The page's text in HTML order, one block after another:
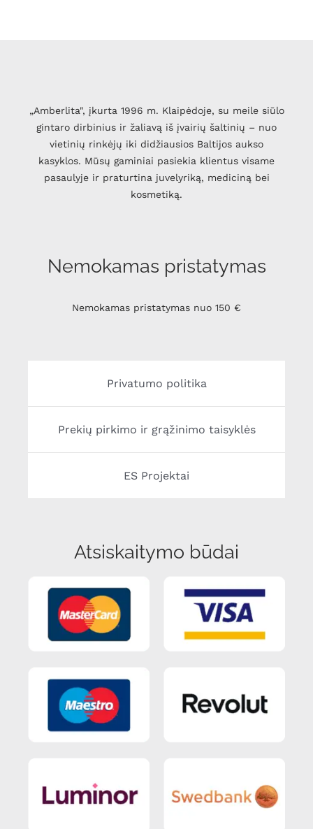
„Amberlita", įkurta 1996 m. Klaipėdoje, su meile siūlo
gintaro dirbinius ir žaliavą iš įvairių šaltinių – nuo
vietinių rinkėjų iki didžiausios Baltijos aukso
kasyklos. Mūsų gaminiai pasiekia klientus visame
pasaulyje ir praturtina juvelyriką, mediciną bei
kosmetiką.
Nemokamas pristatymas
Nemokamas pristatymas nuo 150 €
Privatumo politika
Prekių pirkimo ir grąžinimo taisyklės
ES Projektai
Atsiskaitymo būdai